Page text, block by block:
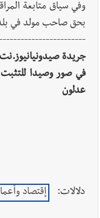
أخبار لبنان مواجهة
العالم العربي
وفي سياق متابعة
بحق صاحب مولد في
جريدة صيدونيانيوز.نت
في صور وصيدا
عدلون
دلالات:
إقتصاد